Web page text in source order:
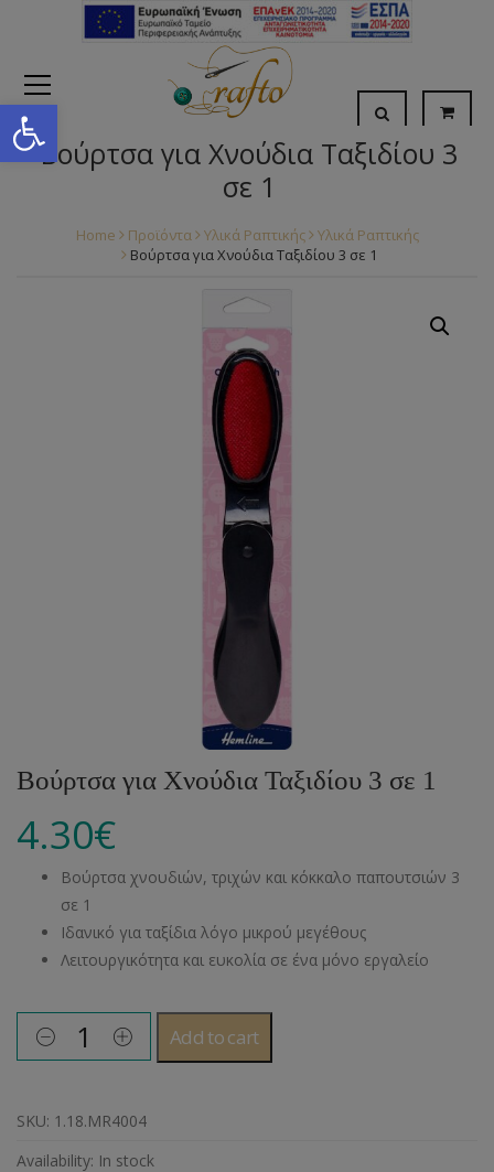
Open toolbar
Βούρτσα για Χνούδια Ταξιδίου 3
σε 1
Home Προϊόντα Υλικά Ραπτικής
Υλικά Ραπτικής
Βούρτσα για Χνούδια Ταξιδίου 3 σε 1
Βούρτσα για Χνούδια Ταξιδίου 3 σε 1
4.30€
Βούρτσα χνουδιών, τριχών και κόκκαλο παπουτσιών 3
σε 1
Ιδανικό για ταξίδια λόγο μικρού μεγέθους
Λειτουργικότητα και ευκολία σε ένα μόνο εργαλείο
Add to cart
SKU: 1.18.MR4004
Availability: In stock